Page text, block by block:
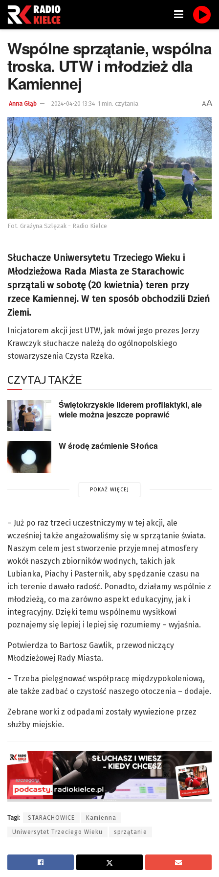
Wspólne sprzątanie, wspólna
troska. UTW i młodzież dla
Kamiennej
Anna Głąb 2024-04-20 13:34 1 min. czytania AA
Fot. Grażyna Szlęzak - Radio Kielce
Słuchacze Uniwersytetu Trzeciego Wieku i
Młodzieżowa Rada Miasta ze Starachowic
sprzątali w sobotę (20 kwietnia) teren przy
rzece Kamiennej. W ten sposób obchodzili Dzień
Ziemi.
Inicjatorem akcji jest UTW, jak mówi jego prezes Jerzy
Krawczyk słuchacze należą do ogólnopolskiego
stowarzyszenia Czysta Rzeka.
CZYTAJ TAKŻE
Świętokrzyskie liderem profilaktyki, ale
wiele można jeszcze poprawić
W środę zaćmienie Słońca
POKAŻ WIĘCEJ
– Już po raz trzeci uczestniczymy w tej akcji, ale
wcześniej także angażowaliśmy się w sprzątanie świata.
Naszym celem jest stworzenie przyjemnej atmosfery
wokół naszych zbiorników wodnych, takich jak
Lubianka, Piachy i Pasternik, aby spędzanie czasu na
ich terenie dawało radość. Ponadto, działamy wspólnie z
młodzieżą, co ma zarówno aspekt edukacyjny, jak i
integracyjny. Dzięki temu wspólnemu wysiłkowi
poznajemy się lepiej i lepiej się rozumiemy – wyjaśnia.
Potwierdza to Bartosz Gawlik, przewodniczący
Młodzieżowej Rady Miasta.
– Trzeba pielęgnować współpracę międzypokoleniową,
ale także zadbać o czystość naszego otoczenia – dodaje.
Zebrane worki z odpadami zostały wywiezione przez
służby miejskie.
Tagi: STARACHOWICE Kamienna
Uniwersytet Trzeciego Wieku sprzątanie